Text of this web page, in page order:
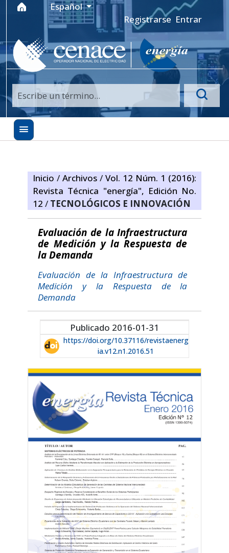
Ir al menú de navegación principal
Ir al contenido principal
Ir al pie de página del sitio
Idioma
Español
Registrarse Entrar
Inicio / Archivos / Vol. 12 Núm. 1 (2016):
Revista Técnica "energía", Edición No.
12 / TECNOLÓGICOS E INNOVACIÓN
Evaluación de la Infraestructura
de Medición y la Respuesta de
la Demanda
Evaluación de la Infraestructura de
Medición y la Respuesta de la
Demanda
Publicado 2016-01-31
https://doi.org/10.37116/revistaenerg
ia.v12.n1.2016.51